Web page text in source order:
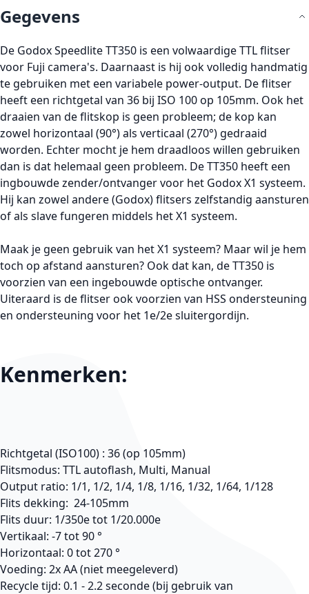
Gegevens
De Godox Speedlite TT350 is een volwaardige TTL flitser
voor Fuji camera's. Daarnaast is hij ook volledig handmatig
te gebruiken met een variabele power-output. De flitser
heeft een richtgetal van 36 bij ISO 100 op 105mm. Ook het
draaien van de flitskop is geen probleem; de kop kan
zowel horizontaal (90°) als verticaal (270°) gedraaid
worden. Echter mocht je hem draadloos willen gebruiken
dan is dat helemaal geen probleem. De TT350 heeft een
ingbouwde zender/ontvanger voor het Godox X1 systeem.
Hij kan zowel andere (Godox) flitsers zelfstandig aansturen
of als slave fungeren middels het X1 systeem.
Maak je geen gebruik van het X1 systeem? Maar wil je hem
toch op afstand aansturen? Ook dat kan, de TT350 is
voorzien van een ingebouwde optische ontvanger.
Uiteraard is de flitser ook voorzien van HSS ondersteuning
en ondersteuning voor het 1e/2e sluitergordijn.
Kenmerken:
Richtgetal (ISO100) : 36 (op 105mm)
Flitsmodus: TTL autoflash, Multi, Manual
Output ratio: 1/1, 1/2, 1/4, 1/8, 1/16, 1/32, 1/64, 1/128
Flits dekking: 24-105mm
Flits duur: 1/350e tot 1/20.000e
Vertikaal: -7 tot 90 °
Horizontaal: 0 tot 270 °
Voeding: 2x AA (niet meegeleverd)
Recycle tijd: 0.1 - 2.2 seconde (bij gebruik van